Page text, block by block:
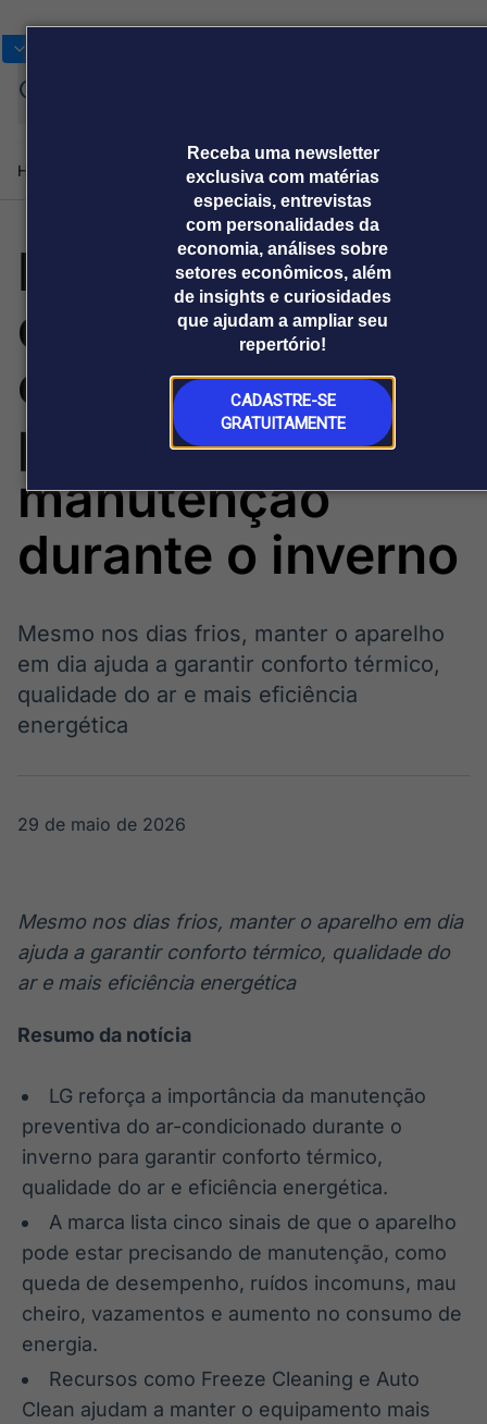
Receba uma newsletter
exclusiva com matérias
especiais, entrevistas
com personalidades da
economia, análises sobre
setores econômicos, além
de insights e curiosidades
que ajudam a ampliar seu
repertório!
CADASTRE-SE
GRATUITAMENTE
Home Produtos e soluçõesNotíciasBlogWeekendInstitucional
Plataformas
Broadcast
Broadcast+
O mercado
financeiro em
tempo real
Broadcast
Tudo sobre o
agronegócio
Broadcast
Político
Os bastidores da
política em
Broadcast
O setor de
energia elétrica
Broadcast
White Label
Plataforma para
ativos
conteúdos e
Broadcast
Broadcast
Wallboard
dados para
displays e telas
conteúdos
Soluções de
Tecnologia
Broadcast
Monitoramento
notícias e
Broadcast
A melhor
analisar fundos
Releases Broadcast
Prêmio Broadcast
Prêmio Broadcast
Empresas
Releases
LG destaca sinais
de que o ar-
condicionado
precisa de
manutenção
durante o inverno
Mesmo nos dias frios, manter o aparelho
em dia ajuda a garantir conforto térmico,
qualidade do ar e mais eficiência
energética
29 de maio de 2026
Mesmo nos dias frios, manter o aparelho em dia
ajuda a garantir conforto térmico, qualidade do
ar e mais eficiência energética
Resumo da notícia
LG reforça a importância da manutenção
preventiva do ar-condicionado durante o
inverno para garantir conforto térmico,
qualidade do ar e eficiência energética.
A marca lista cinco sinais de que o aparelho
pode estar precisando de manutenção, como
queda de desempenho, ruídos incomuns, mau
cheiro, vazamentos e aumento no consumo de
energia.
Recursos como Freeze Cleaning e Auto
Clean ajudam a manter o equipamento mais